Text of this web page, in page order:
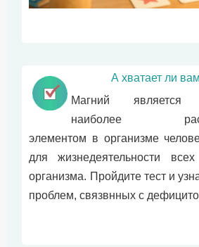
А хватает ли
Магний является
наиболее
элементом в организме
для жизнедеятельности
организма. Пройдите тест и
проблем, связвнных с